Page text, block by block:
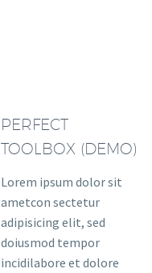
PERFECT
TOOLBOX (DEMO)
Lorem ipsum dolor sit
ametcon sectetur
adipisicing elit, sed
doiusmod tempor
incidilabore et dolore